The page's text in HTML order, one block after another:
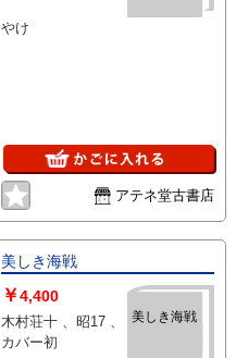
やけ
アテネ堂古書店
美しき海戦
美しき海戦
￥4,400
木村荘十 、昭17 、
カバー初